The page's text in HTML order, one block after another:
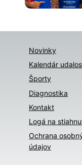
Novinky
Kalendár
Športy
Diagnostika
Kontakt
Logá na
Ochrana
údajov